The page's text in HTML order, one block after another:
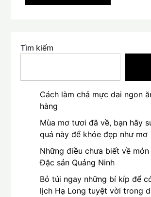
Tìm kiếm
Cách làm chả mực dai ngon
hàng
Mùa mơ tươi đã về, bạn hãy
quả này để khỏe đẹp như mơ
Những điều chưa biết về
Đặc sản Quảng Ninh
Bỏ túi ngay những bí kíp để
lịch Hạ Long tuyệt vời trong